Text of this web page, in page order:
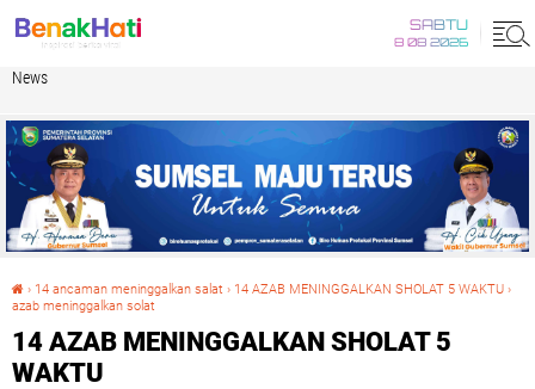
SABTU
8 08 2026
News
› 14 ancaman meninggalkan salat › 14 AZAB MENINGGALKAN SHOLAT 5 WAKTU ›
azab meninggalkan solat
14 AZAB MENINGGALKAN SHOLAT 5
WAKTU